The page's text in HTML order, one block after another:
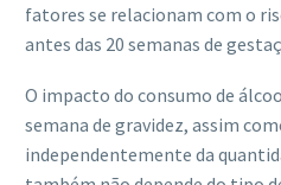
fatores se relacionam com o
antes das 20 semanas de
O impacto do consumo de
semana de gravidez, assim
independentemente da